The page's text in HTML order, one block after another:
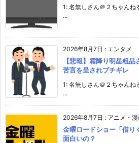
1: 名無しさん＠２ちゃん
...
2026年8月7日 : エンタメ
【悲報】霜降り明星粗
苦言を呈されブチギレ
1: 名無しさん＠２ちゃん
...
2026年8月7日 : アニメ・
金曜ロードショー「借り
面白いの？